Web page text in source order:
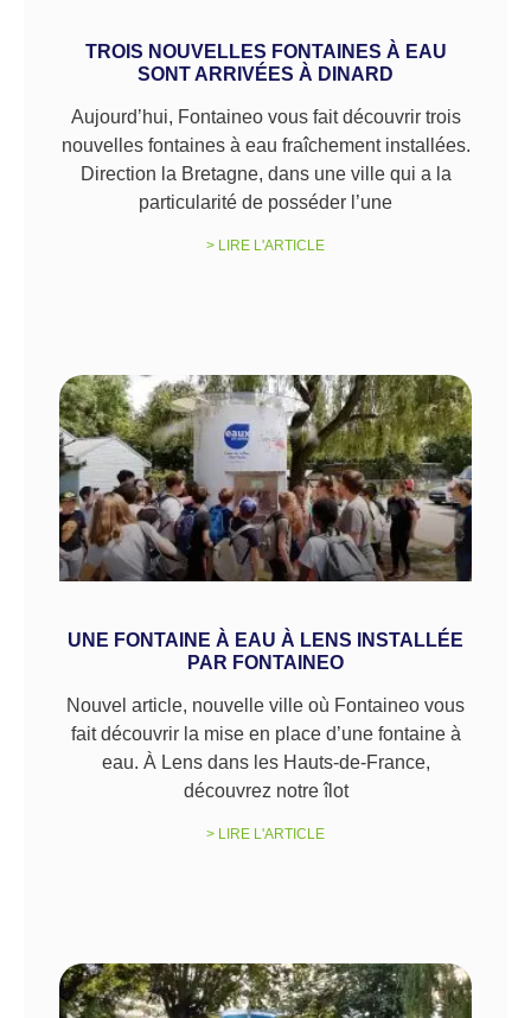
TROIS NOUVELLES FONTAINES À EAU
SONT ARRIVÉES À DINARD
Aujourd’hui, Fontaineo vous fait découvrir trois
nouvelles fontaines à eau fraîchement installées.
Direction la Bretagne, dans une ville qui a la
particularité de posséder l’une
> LIRE L'ARTICLE
UNE FONTAINE À EAU À LENS INSTALLÉE
PAR FONTAINEO
Nouvel article, nouvelle ville où Fontaineo vous
fait découvrir la mise en place d’une fontaine à
eau. À Lens dans les Hauts-de-France,
découvrez notre îlot
> LIRE L'ARTICLE